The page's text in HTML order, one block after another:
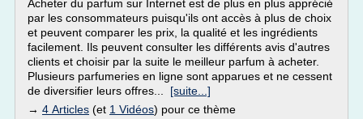
Acheter du parfum sur Internet est de plus en plus apprécié
par les consommateurs puisqu'ils ont accès à plus de choix
et peuvent comparer les prix, la qualité et les ingrédients
facilement. Ils peuvent consulter les différents avis d'autres
clients et choisir par la suite le meilleur parfum à acheter.
Plusieurs parfumeries en ligne sont apparues et ne cessent
de diversifier leurs offres... [suite...]
→ 4 Articles (et 1 Vidéos) pour ce thème